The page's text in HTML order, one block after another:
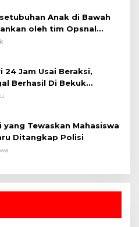
Anak di Bawah
oleh tim Opsnal
Polres Siak-Polda Riau
24 Jam Usai Beraksi,
Berhasil Di Bekuk
Kuansing
yang Tewaskan Mahasiswa
Ditangkap Polisi